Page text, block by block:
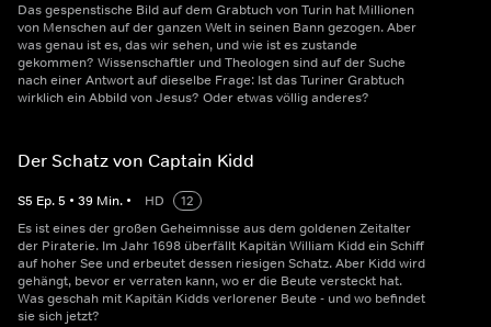
Das gespenstische Bild auf dem Grabtuch von Turin hat Millionen
von Menschen auf der ganzen Welt in seinen Bann gezogen. Aber
was genau ist es, das wir sehen, und wie ist es zustande
gekommen? Wissenschaftler und Theologen sind auf der Suche
nach einer Antwort auf dieselbe Frage: Ist das Turiner Grabtuch
wirklich ein Abbild von Jesus? Oder etwas völlig anderes?
Der Schatz von Captain Kidd
S5 Ep.5 • 39 Min. • HD
12
Es ist eines der großen Geheimnisse aus dem goldenen Zeitalter
der Piraterie. Im Jahr 1698 überfällt Kapitän William Kidd ein Schiff
auf hoher See und erbeutet dessen riesigen Schatz. Aber Kidd wird
gehängt, bevor er verraten kann, wo er die Beute versteckt hat.
Was geschah mit Kapitän Kidds verlorener Beute - und wo befindet
sie sich jetzt?